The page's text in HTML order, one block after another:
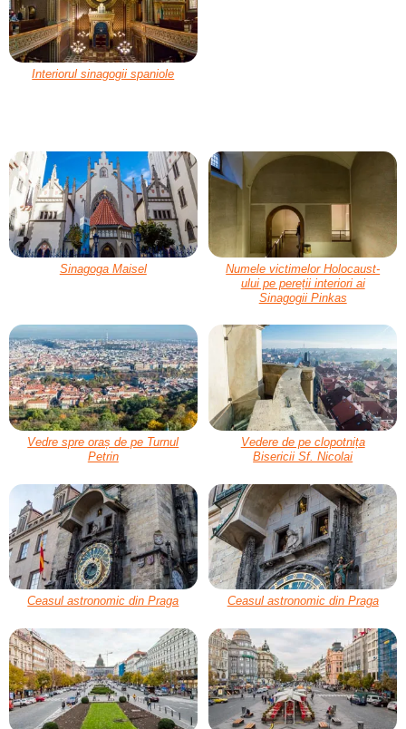
Interiorul sinagogii spaniole
Sinagoga Maisel
Numele victimelor Holocaust-
ului pe pereții interiori ai
Sinagogii Pinkas
Vedre spre oraș de pe Turnul
Petrin
Vedere de pe clopotnița
Bisericii Sf. Nicolai
Ceasul astronomic din Praga Ceasul astronomic din Praga